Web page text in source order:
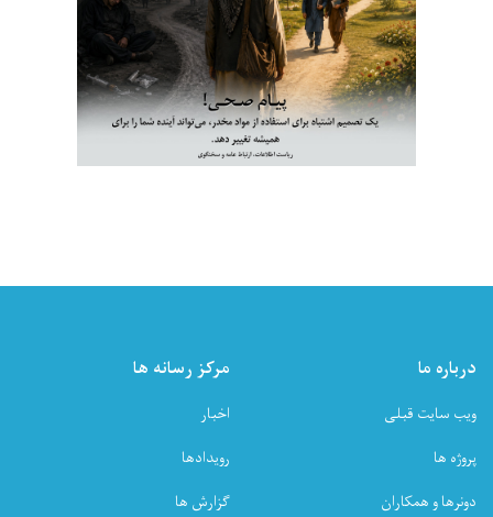
درباره ما
ویب سایت قبلی
پروژه ها
دونرها و همکاران
مرکز رسانه ها
اخبار
رویدادها
گزارش ها